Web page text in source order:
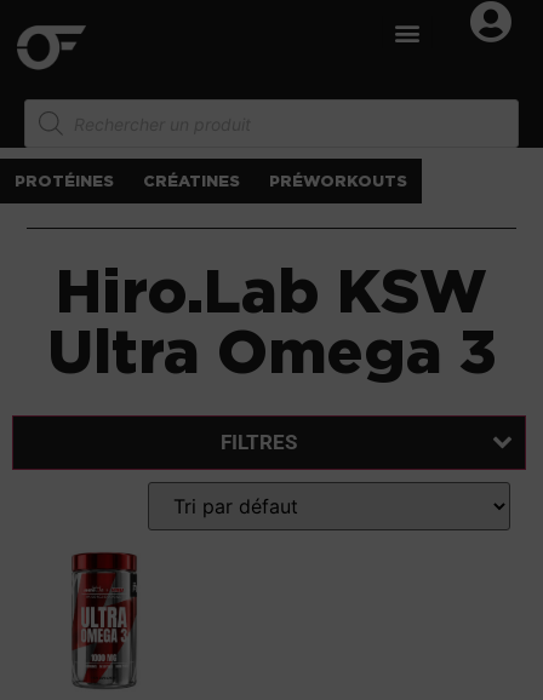
PROTÉINES CRÉATINES PRÉWORKOUTS
Hiro.Lab KSW
Ultra Omega 3
FILTRES